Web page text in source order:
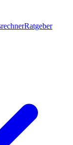
Ratgeber